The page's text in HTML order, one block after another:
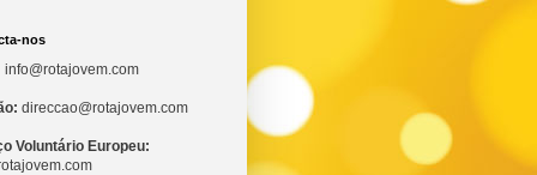
nos
info@rotajovem.com
direccao@rotajovem.com
Voluntário Europeu: